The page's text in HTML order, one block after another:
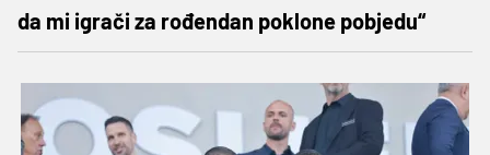
da mi igrači za rođendan poklone pobjedu“